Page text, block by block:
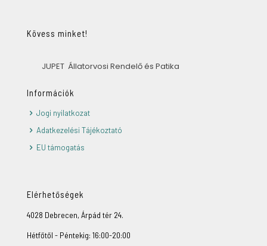
Kövess minket!
JUPET Állatorvosi Rendelő és Patika
Információk
Jogi nyilatkozat
Adatkezelési Tájékoztató
EU támogatás
Elérhetőségek
4028 Debrecen, Árpád tér 24.
Hétfőtől - Péntekig: 16:00-20:00